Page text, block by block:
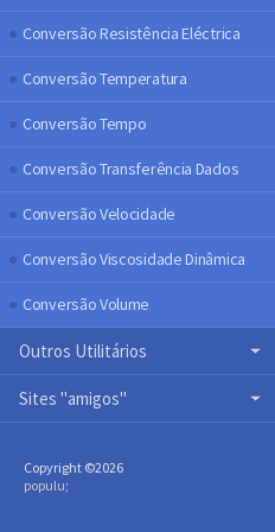
Conversão Resistência Eléctrica
Conversão Temperatura
Conversão Tempo
Conversão Transferência Dados
Conversão Velocidade
Conversão Viscosidade Dinâmica
Conversão Volume
Outros Utilitários
Sites "amigos"
Copyright ©2026
populu;